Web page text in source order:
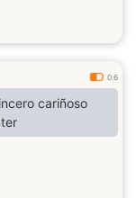
0.6
cariñoso